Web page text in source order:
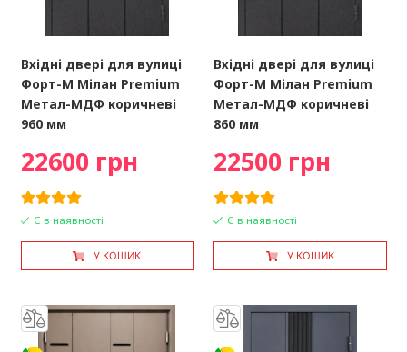
Вхідні двері для вулиці
Форт-М Мілан Premium
Метал-МДФ коричневі
960 мм
22600 грн
Є в наявності
У КОШИК
Вхідні двері для вулиці
Форт-М Мілан Premium
Метал-МДФ коричневі
860 мм
22500 грн
Є в наявності
У КОШИК